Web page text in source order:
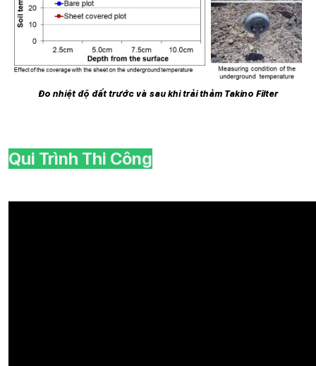
Đo nhiệt độ đất trước và sau khi trải thảm Takino Filter
Qui Trình Thi Công